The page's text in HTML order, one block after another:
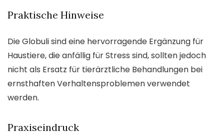
Praktische Hinweise
Die Globuli sind eine hervorragende Ergänzung für
Haustiere, die anfällig für Stress sind, sollten jedoch
nicht als Ersatz für tierärztliche Behandlungen bei
ernsthaften Verhaltensproblemen verwendet
werden.
Praxiseindruck